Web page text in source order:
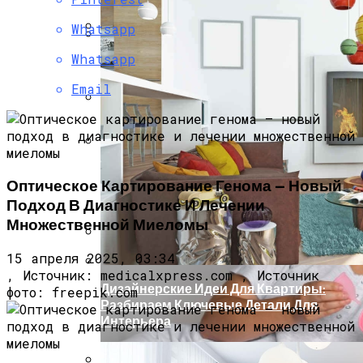
Как Выбрать Новостройку: Главные
Критерии, Советы Экспертов
Как Правильно Выбрать
Оборудование Для Автосервиса:
Советы И Рекомендации
Новый Рамный Внедорожник Haval H9
Скоро Приедет В РФ
Renault Анонсировала Стоимость
Нового Кросс-Купе Rafale
Новая Вакцина На Основе МРНК
Эффективнее Других Снижает Тяжесть
Заболевания Оспой У Приматов
Дизайнерские Идеи Для Квартиры:
Разбираем Ключевые Детали Для
Интерьера
Whatsapp
Whatsapp
Email
Оптическое Картирование Генома — Новый
Подход В Диагностике И Лечении
Множественной Миеломы
15 апреля 2025, 03:34
, Источник: medicalxpress.com , Источник
фото: freepik.com